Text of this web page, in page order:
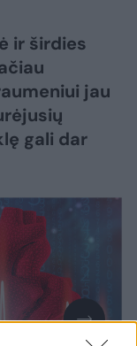
ir širdies
jau
gali dar